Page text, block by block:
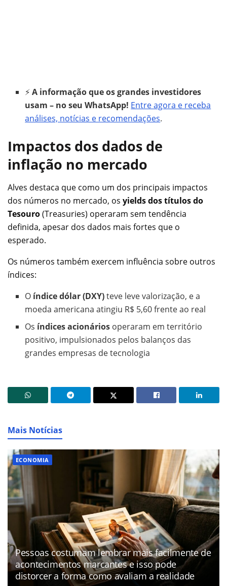
⚡A informação que os grandes investidores
usam – no seu WhatsApp! Entre agora e receba
análises, notícias e recomendações.
Impactos dos dados de
inflação no mercado
Alves destaca que como um dos principais impactos
dos números no mercado, os yields dos títulos do
Tesouro(Treasuries) operaram sem tendência
definida, apesar dos dados mais fortes que o
esperado.
Os números também exercem influência sobre outros
índices:
O índice dólar (DXY)teve leve valorização, e a
moeda americana atingiu R$ 5,60 frente ao real
Os índices acionários operaram em território
positivo, impulsionados pelos balanços das
grandes empresas de tecnologia
Mais Notícias
ECONOMIA
Pessoas costumam lembrar mais facilmente de
acontecimentos marcantes e isso pode
distorcer a forma como avaliam a realidade